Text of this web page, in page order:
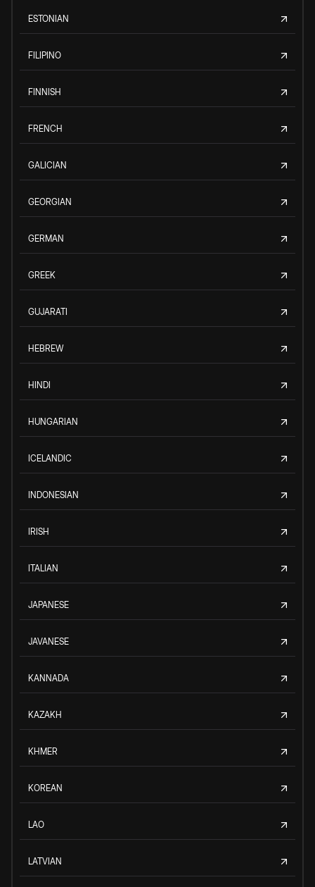
ESTONIAN
FILIPINO
FINNISH
FRENCH
GALICIAN
GEORGIAN
GERMAN
GREEK
GUJARATI
HEBREW
HINDI
HUNGARIAN
ICELANDIC
INDONESIAN
IRISH
ITALIAN
JAPANESE
JAVANESE
KANNADA
KAZAKH
KHMER
KOREAN
LAO
LATVIAN